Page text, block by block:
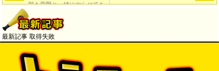
郎も菅野と一緒にやらせても
らって、いい刺激と知識、ア
ドバイスを持って帰ってきた
と思う」
最新記事 取得失敗